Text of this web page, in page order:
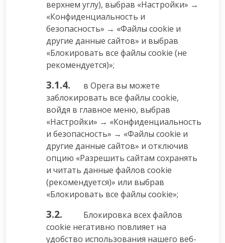
верхнем углу), выбрав «Настройки» →
«Конфиденциальность и
безопасность» → «Файлы cookie и
другие данные сайтов» и выбрав
«Блокировать все файлы cookie (не
рекомендуется)»;
3.1.4.
в Opera вы можете
заблокировать все файлы cookie,
войдя в главное меню, выбрав
«Настройки» → «Конфиденциальность
и безопасность» → «Файлы cookie и
другие данные сайтов» и отключив
опцию «Разрешить сайтам сохранять
и читать данные файлов cookie
(рекомендуется)» или выбрав
«Блокировать все файлы cookie»;
3.2.
Блокировка всех файлов
cookie негативно повлияет на
удобство использования нашего веб-